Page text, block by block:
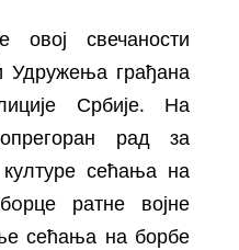
овој свечаности
Удружења грађана
Србије. На
рад за
сећања на
ратне војне
сећања на борбе